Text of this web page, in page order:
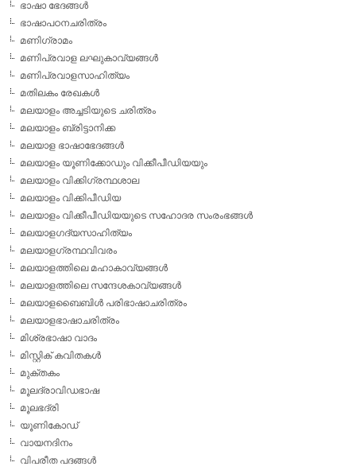
ഭാഷാ ഭേദങ്ങള്‍
ഭാഷാപഠനചരിത്രം
മണിഗ്രാമം
മണിപ്രവാള ലഘുകാവ്യങ്ങള്‍
മണിപ്രവാളസാഹിത്യം
മതിലകം രേഖകള്‍
മലയാളം അച്ചടിയുടെ ചരിത്രം
മലയാളം ബ്രിട്ടാനിക്ക
മലയാള ഭാഷാഭേദങ്ങള്‍
മലയാളം യൂണിക്കോഡും വിക്കീപീഡിയയും
മലയാളം വിക്കിഗ്രന്ഥശാല
മലയാളം വിക്കിപീഡിയ
മലയാളം വിക്കീപീഡിയയുടെ സഹോദര സംരംഭങ്ങള്‍
മലയാളഗദ്യസാഹിത്യം
മലയാളഗ്രന്ഥവിവരം
മലയാളത്തിലെ മഹാകാവ്യങ്ങള്‍
മലയാളത്തിലെ സന്ദേശകാവ്യങ്ങള്‍
മലയാളബൈബിള്‍ പരിഭാഷാചരിത്രം
മലയാളഭാഷാചരിത്രം
മിശ്രഭാഷാ വാദം
മിസ്റ്റിക് കവിതകള്‍
മുക്തകം
മൂലദ്രാവിഡഭാഷ
മൂലഭദ്രി
യൂണികോഡ്
വായനദിനം
വിപരീത പദങ്ങള്‍